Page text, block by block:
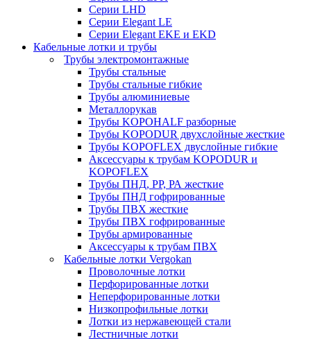
Серии LHD
Серии Elegant LE
Серии Elegant EKE и EKD
Кабельные лотки и трубы
Трубы электромонтажные
Трубы стальные
Трубы стальные гибкие
Трубы алюминиевые
Металлорукав
Трубы KOPOHALF разборные
Трубы KOPODUR двухслойные жесткие
Трубы KOPOFLEX двуслойные гибкие
Аксессуары к трубам KOPODUR и
KOPOFLEX
Трубы ПНД, РР, РА жесткие
Трубы ПНД гофрированные
Трубы ПВХ жесткие
Трубы ПВХ гофрированные
Трубы армированные
Аксессуары к трубам ПВХ
Кабельные лотки Vergokan
Проволочные лотки
Перфорированные лотки
Неперфорированные лотки
Низкопрофильные лотки
Лотки из нержавеющей стали
Лестничные лотки